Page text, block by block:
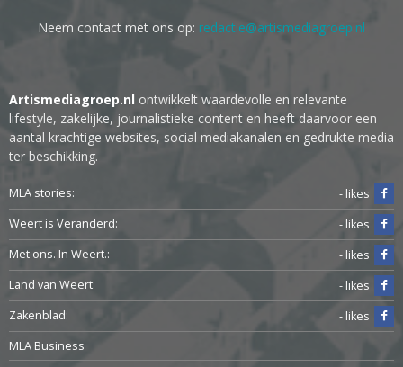
Neem contact met ons op: redactie@artismediagroep.nl
Artismediagroep.nl ontwikkelt waardevolle en relevante
lifestyle, zakelijke, journalistieke content en heeft daarvoor een
aantal krachtige websites, social mediakanalen en gedrukte media
ter beschikking.
MLA stories:
- likes
Weert is Veranderd:
- likes
Met ons. In Weert.:
- likes
Land van Weert:
- likes
Zakenblad:
- likes
MLA Business